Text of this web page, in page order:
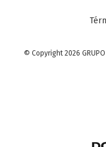
© Copyright 2026